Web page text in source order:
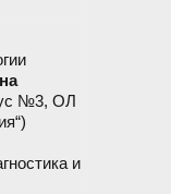
№3, ОЛ
и